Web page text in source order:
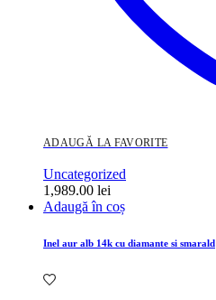
ADAUGĂ LA FAVORITE
Uncategorized
1,989.00 lei
Adaugă în coș
Inel aur alb 14k cu diamante si smarald